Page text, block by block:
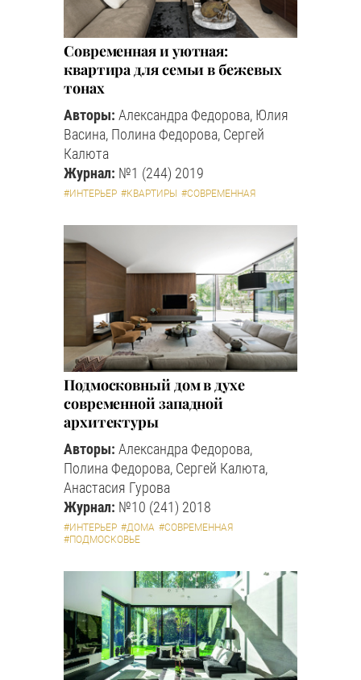
Современная и уютная:
квартира для семьи в бежевых
тонах
Авторы: Александра Федорова, Юлия
Васина, Полина Федорова, Сергей
Калюта
Журнал: №1 (244) 2019
#ИНТЕРЬЕР #КВАРТИРЫ #СОВРЕМЕННАЯ
Подмосковный дом в духе
современной западной
архитектуры
Авторы: Александра Федорова,
Полина Федорова, Сергей Калюта,
Анастасия Гурова
Журнал: №10 (241) 2018
#ИНТЕРЬЕР #ДОМА #СОВРЕМЕННАЯ
#ПОДМОСКОВЬЕ